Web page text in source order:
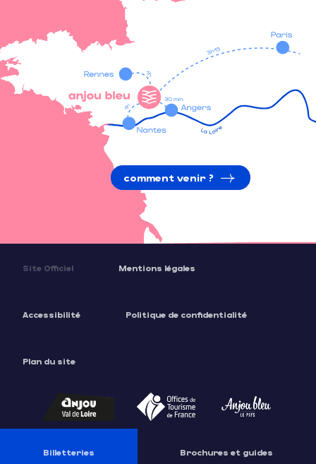
comment venir ?
Site Officiel Mentions légales
Accessibilité Politique de confidentialité
Plan du site
Billetteries Brochures et guides